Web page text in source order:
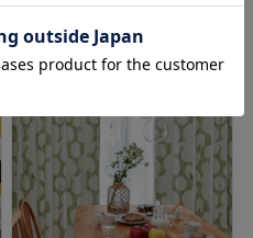
10
価格が高い順